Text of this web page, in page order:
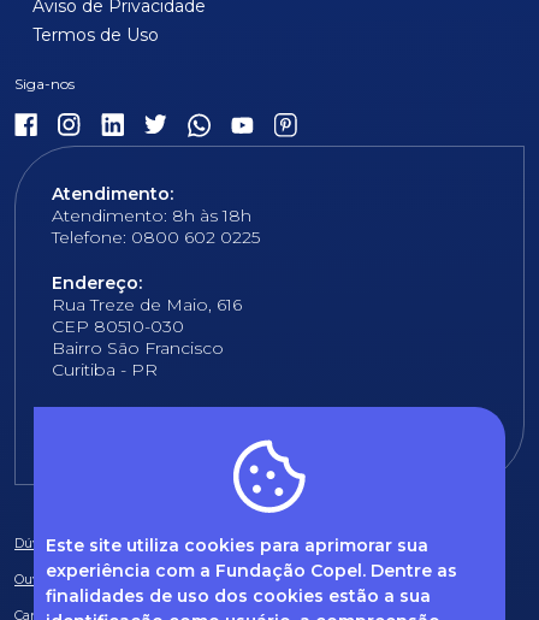
Este site utiliza cookies para aprimorar sua
experiência com a Fundação Copel. Dentre as
finalidades de uso dos cookies estão a sua
Aviso de Privacidade
Termos de Uso
Atendimento:
Atendimento: 8h às 18h
Telefone: 0800 602 0225
Endereço:
Rua Treze de Maio, 616
CEP 80510-030
Bairro São Francisco
Curitiba - PR
Dúvidas frequentes
Ouvidoria
Canal de Denúncias